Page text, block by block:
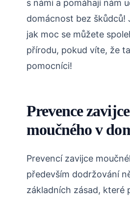
s námi a pomáhají nám
domácnost bez škůdců!
jak moc se můžete
přírodu, pokud víte, že
pomocníci!
Prevence zavijce
moučného v
Prevencí zavijce
především dodržování
základních zásad, které